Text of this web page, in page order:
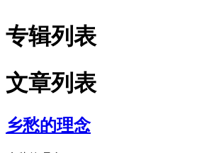
专辑列表
文章列表
乡愁的理念